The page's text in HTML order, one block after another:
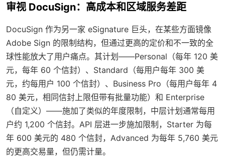
审视 DocuSign：高成本和区域服务差距
DocuSign 作为另一家 eSignature 巨头，在某些方面镜像
Adobe Sign 的限制结构，但通过更高的定价和不一致的全
球性能放大了用户痛点。其计划——Personal（每年 120 美
元，每年 60 个信封）、Standard（每用户每年 300 美
元，约每用户 100 个信封）、Business Pro（每用户每年 4
80 美元，相同信封上限但带有批量功能）和 Enterprise
（自定义）——施加了类似的年度限制，中层计划通常每用
户约 1,200 个信封。API 层进一步施加限制，Starter 为每
年 600 美元的 480 个信封，Advanced 为每年 5,760 美元
的更高交易量，但仍需计量。